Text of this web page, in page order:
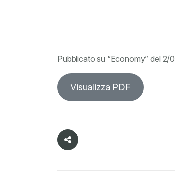
Pubblicato su “Economy” del 2/
Visualizza PDF